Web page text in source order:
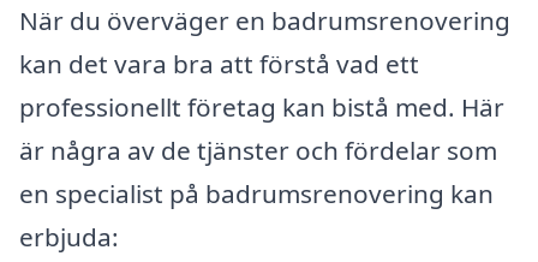
När du överväger en badrumsrenovering
kan det vara bra att förstå vad ett
professionellt företag kan bistå med. Här
är några av de tjänster och fördelar som
en specialist på badrumsrenovering kan
erbjuda: